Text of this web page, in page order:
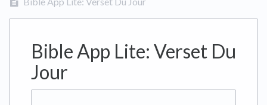
Bible App Lite: Verset Du
Jour